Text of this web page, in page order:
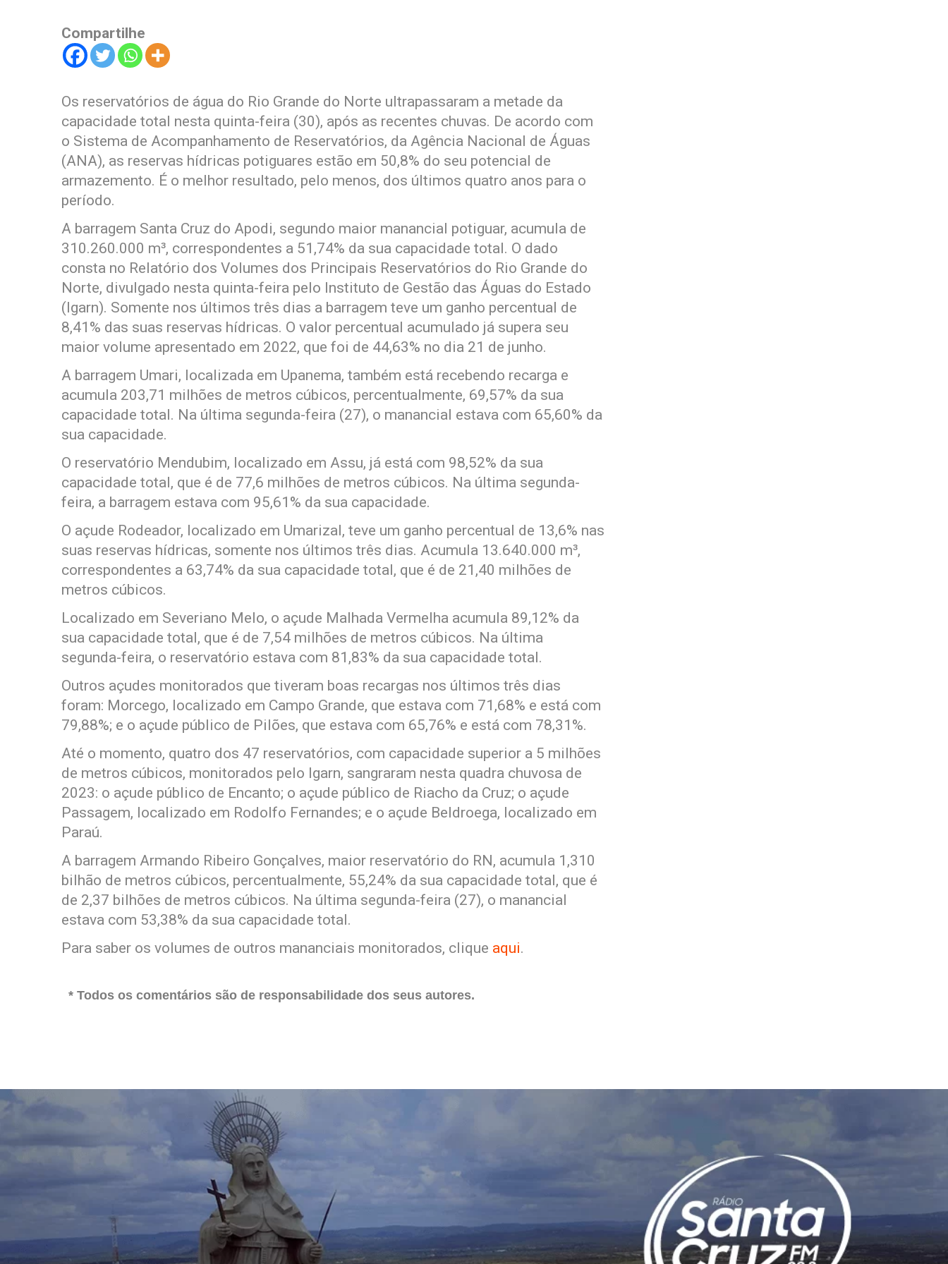
Compartilhe
Os reservatórios de água do Rio Grande do Norte ultrapassaram a metade da
capacidade total nesta quinta-feira (30), após as recentes chuvas. De acordo com
o Sistema de Acompanhamento de Reservatórios, da Agência Nacional de Águas
(ANA), as reservas hídricas potiguares estão em 50,8% do seu potencial de
armazemento. É o melhor resultado, pelo menos, dos últimos quatro anos para o
período.
A barragem Santa Cruz do Apodi, segundo maior manancial potiguar, acumula de
310.260.000 m³, correspondentes a 51,74% da sua capacidade total. O dado
consta no Relatório dos Volumes dos Principais Reservatórios do Rio Grande do
Norte, divulgado nesta quinta-feira pelo Instituto de Gestão das Águas do Estado
(Igarn). Somente nos últimos três dias a barragem teve um ganho percentual de
8,41% das suas reservas hídricas. O valor percentual acumulado já supera seu
maior volume apresentado em 2022, que foi de 44,63% no dia 21 de junho.
A barragem Umari, localizada em Upanema, também está recebendo recarga e
acumula 203,71 milhões de metros cúbicos, percentualmente, 69,57% da sua
capacidade total. Na última segunda-feira (27), o manancial estava com 65,60% da
sua capacidade.
O reservatório Mendubim, localizado em Assu, já está com 98,52% da sua
capacidade total, que é de 77,6 milhões de metros cúbicos. Na última segunda-
feira, a barragem estava com 95,61% da sua capacidade.
O açude Rodeador, localizado em Umarizal, teve um ganho percentual de 13,6% nas
suas reservas hídricas, somente nos últimos três dias. Acumula 13.640.000 m³,
correspondentes a 63,74% da sua capacidade total, que é de 21,40 milhões de
metros cúbicos.
Localizado em Severiano Melo, o açude Malhada Vermelha acumula 89,12% da
sua capacidade total, que é de 7,54 milhões de metros cúbicos. Na última
segunda-feira, o reservatório estava com 81,83% da sua capacidade total.
Outros açudes monitorados que tiveram boas recargas nos últimos três dias
foram: Morcego, localizado em Campo Grande, que estava com 71,68% e está com
79,88%; e o açude público de Pilões, que estava com 65,76% e está com 78,31%.
Até o momento, quatro dos 47 reservatórios, com capacidade superior a 5 milhões
de metros cúbicos, monitorados pelo Igarn, sangraram nesta quadra chuvosa de
2023: o açude público de Encanto; o açude público de Riacho da Cruz; o açude
Passagem, localizado em Rodolfo Fernandes; e o açude Beldroega, localizado em
Paraú.
A barragem Armando Ribeiro Gonçalves, maior reservatório do RN, acumula 1,310
bilhão de metros cúbicos, percentualmente, 55,24% da sua capacidade total, que é
de 2,37 bilhões de metros cúbicos. Na última segunda-feira (27), o manancial
estava com 53,38% da sua capacidade total.
Para saber os volumes de outros mananciais monitorados, clique aqui.
* Todos os comentários são de responsabilidade dos seus autores.